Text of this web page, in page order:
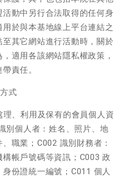
動中另行合法取得的任何身
於與本基地線上平台連結之
其它網站進行活動時，關於
適用各該網站隱私權政策，
責任。
式
、利用及保有的會員個人資
別個人者：姓名、照片、地
職業；C002 識別財務者：
帳戶號碼等資訊；C003 政
份證統一編號；C011 個人